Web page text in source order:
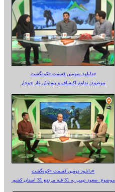
دانلود سومین قسمت «کوه‌گشت»
موضوع: تداوم اکتشاف و پیمایش غار جوجار
دانلود دومین قسمت «کوه‌گشت»
موضوع: صعود تیمی به 31 قله مرتفع 31 استان کشور